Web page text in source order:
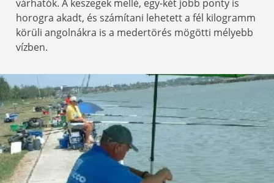
várhatók. A keszegek mellé, egy-két jobb ponty is
horogra akadt, és számítani lehetett a fél kilogramm
körüli angolnákra is a medertörés mögötti mélyebb
vízben.